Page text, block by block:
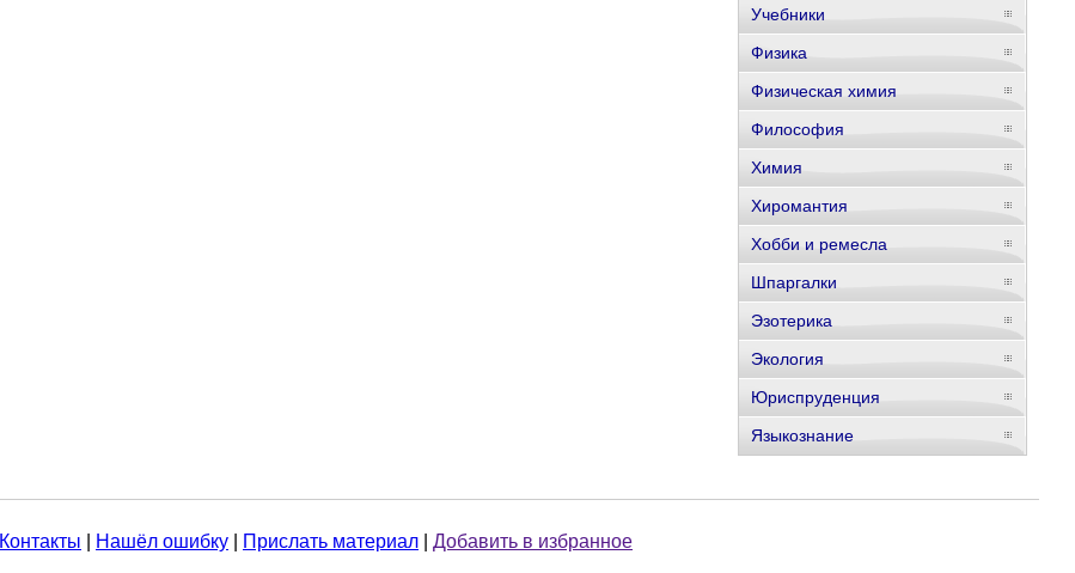
Учебники
Физика
Физическая химия
Философия
Химия
Хиромантия
Хобби и ремесла
Шпаргалки
Эзотерика
Экология
Юриспруденция
Языкознание
Контакты Нашёл ошибку Прислать материал Добавить в избранное